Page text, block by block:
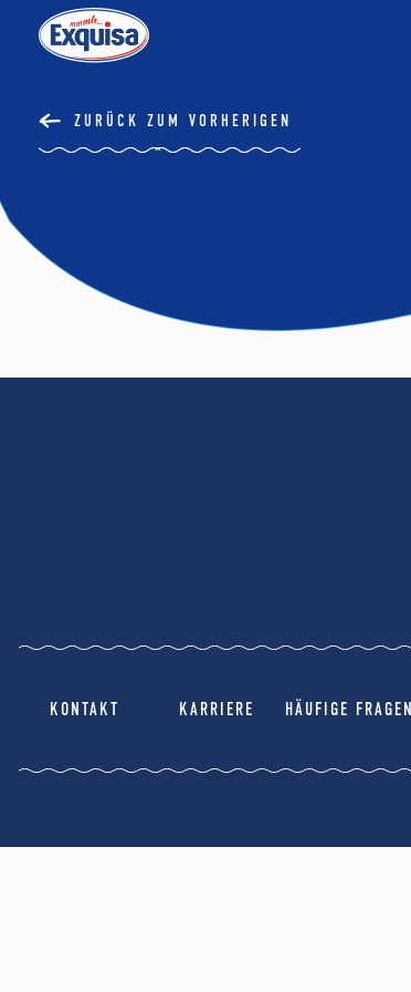
ZURÜCK ZUM VORHERIGEN
KONTAKT KARRIERE HÄUFIGE FRAGEN